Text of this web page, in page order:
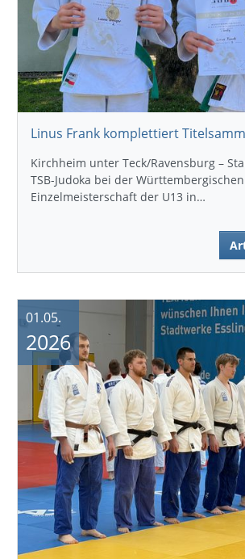
Kirchheim unter Teck/Ravensburg –
TSB-Judoka bei der Württembergischen
Einzelmeisterschaft der U13 in…
01.05.
2026